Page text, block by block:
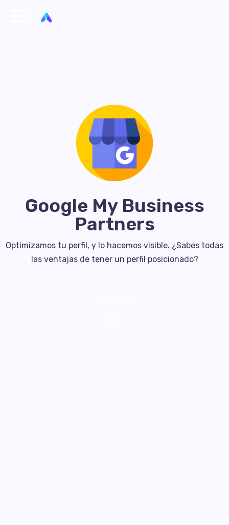
Google My Business
Partners
Optimizamos tu perfil, y lo hacemos visible. ¿Sabes todas
las ventajas de tener un perfil posicionado?